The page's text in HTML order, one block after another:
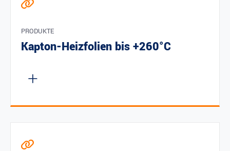
PRODUKTE
Kapton-Heizfolien bis +260°C